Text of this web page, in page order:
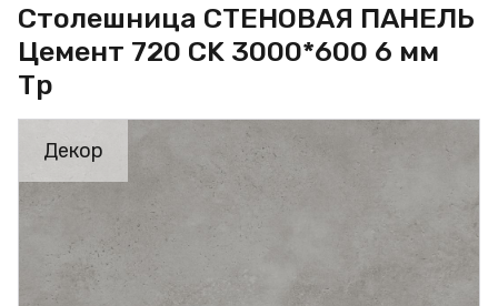
Столешница СТЕНОВАЯ ПАНЕЛЬ
Цемент 720 CK 3000*600 6 мм
Тр
Декор